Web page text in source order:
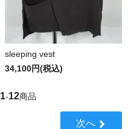
sleeping vest
34,100円(税込)
1-12商品
次へ